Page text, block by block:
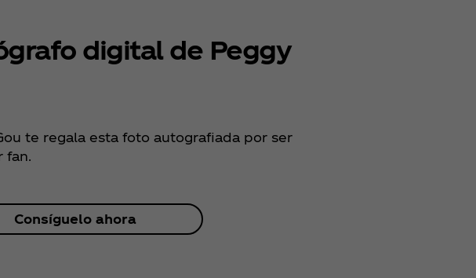
digital de Peggy
te regala esta foto autografiada por ser
fan.
Consíguelo ahora